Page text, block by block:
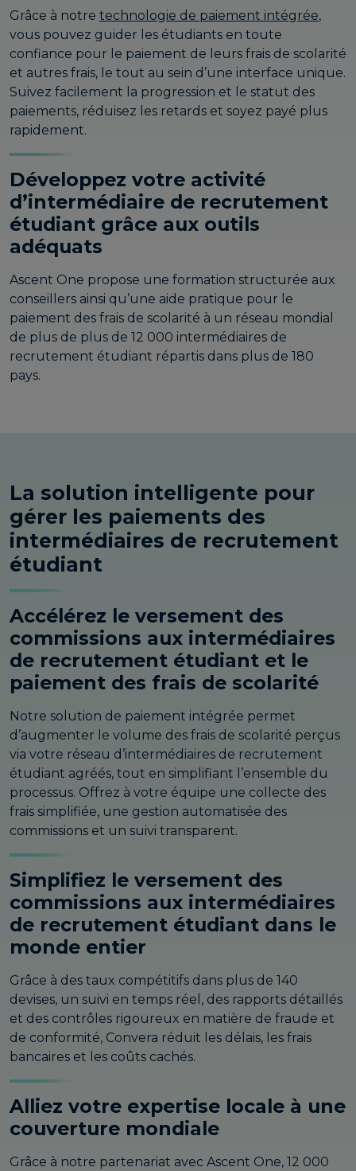
Grâce à notre technologie de paiement intégrée,
vous pouvez guider les étudiants en toute
confiance pour le paiement de leurs frais de scolarité
et autres frais, le tout au sein d’une interface unique.
Suivez facilement la progression et le statut des
paiements, réduisez les retards et soyez payé plus
rapidement.
Développez votre activité
d’intermédiaire de recrutement
étudiant grâce aux outils
adéquats
Ascent One propose une formation structurée aux
conseillers ainsi qu’une aide pratique pour le
paiement des frais de scolarité à un réseau mondial
de plus de plus de 12 000 intermédiaires de
recrutement étudiant répartis dans plus de 180
pays.
La solution intelligente pour
gérer les paiements des
intermédiaires de recrutement
étudiant
Accélérez le versement des
commissions aux intermédiaires
de recrutement étudiant et le
paiement des frais de scolarité
Notre solution de paiement intégrée permet
d’augmenter le volume des frais de scolarité perçus
via votre réseau d’intermédiaires de recrutement
étudiant agréés, tout en simplifiant l’ensemble du
processus. Offrez à votre équipe une collecte des
frais simplifiée, une gestion automatisée des
commissions et un suivi transparent.
Simplifiez le versement des
commissions aux intermédiaires
de recrutement étudiant dans le
monde entier
Grâce à des taux compétitifs dans plus de 140
devises, un suivi en temps réel, des rapports détaillés
et des contrôles rigoureux en matière de fraude et
de conformité, Convera réduit les délais, les frais
bancaires et les coûts cachés.
Alliez votre expertise locale à une
couverture mondiale
Grâce à notre partenariat avec Ascent One, 12 000